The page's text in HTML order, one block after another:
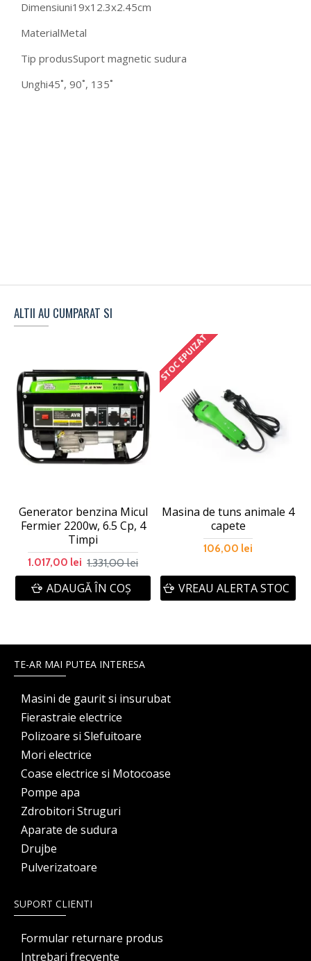
Dimensiuni19x12.3x2.45cm
MaterialMetal
Tip produsSuport magnetic sudura
Unghi45˚, 90˚, 135˚
ALTII AU CUMPARAT SI
Generator benzina Micul
Fermier 2200w, 6.5 Cp, 4
Timpi
1.017,00 lei 1.331,00 lei
ADAUGĂ ÎN COŞ
STOC EPUIZAT
Masina de tuns animale 4
capete
106,00 lei
VREAU ALERTA STOC
TE-AR MAI PUTEA INTERESA
Masini de gaurit si insurubat
Fierastraie electrice
Polizoare si Slefuitoare
Mori electrice
Coase electrice si Motocoase
Pompe apa
Zdrobitori Struguri
Aparate de sudura
Drujbe
Pulverizatoare
SUPORT CLIENTI
Formular returnare produs
Intrebari frecvente